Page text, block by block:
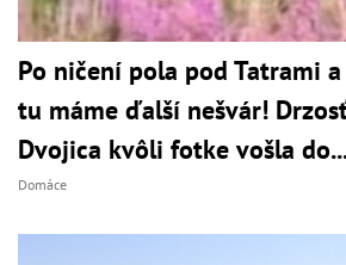
Po ničení pola pod Tatrami
tu máme ďalší nešvár!
Dvojica kvôli fotke vošla
Domáce